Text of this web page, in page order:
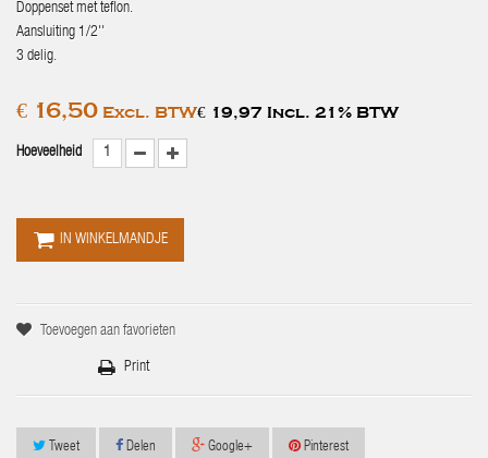
Doppenset met teflon.
Aansluiting 1/2''
3 delig.
€ 16,50 Excl. BTW€ 19,97 Incl. 21% BTW
Hoeveelheid
IN WINKELMANDJE
Toevoegen aan favorieten
Print
Tweet Delen Google+ Pinterest